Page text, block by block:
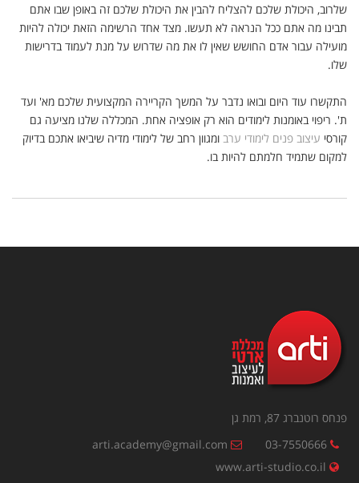
שלרוב, היכולת שלכם להצליח להבין את היכולת שלכם זה באופן שבו אתם
תבינו מה אתם ככל הנראה לא תעשו. מצד אחד הרשימה הזאת יכולה להיות
מועילה עבור אדם החושש שאין לו את מה שדרוש על מנת לעמוד בדרישות
שלו.
התקשרו עוד היום ובואו נדבר על המשך הקריירה המקצועית שלכם מא' ועד
ת'. ריפוי באומנות לימודים הוא רק אופציה אחת. המכללה שלנו מציעה גם
קורסי עיצוב פנים לימודי ערב ומגוון רחב של לימודי מדיה שיביאו אתכם בדיוק
למקום שתמיד חלמתם להיות בו.
פנחס רוטנברג 87, רמת גן
03-7550666
arti.academy@gmail.com
www.arti-studio.co.il